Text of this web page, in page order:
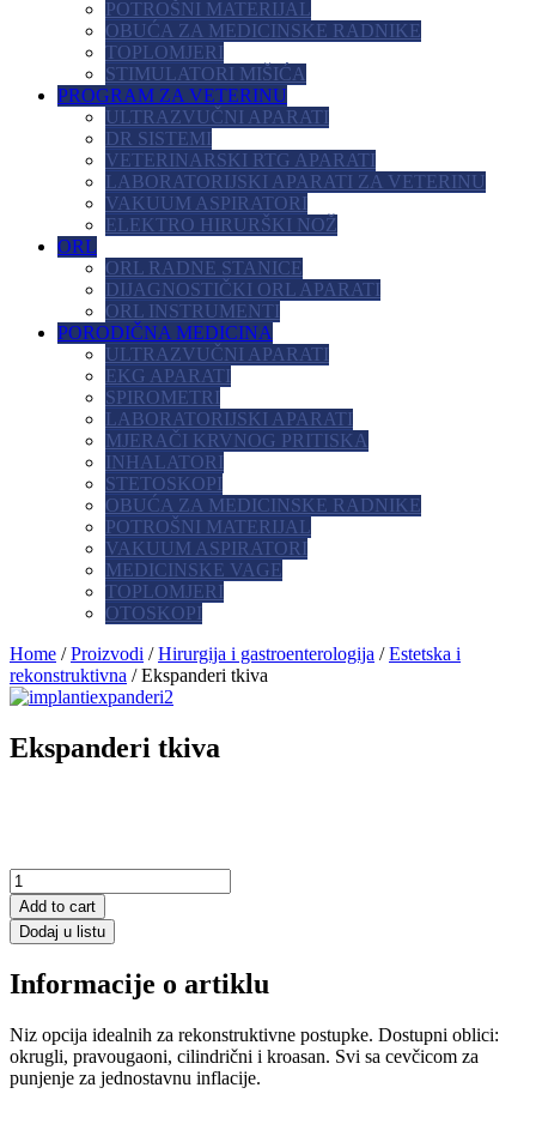
POTROŠNI MATERIJAL
OBUĆA ZA MEDICINSKE RADNIKE
TOPLOMJERI
STIMULATORI MIŠIĆA
PROGRAM ZA VETERINU
ULTRAZVUČNI APARATI
DR SISTEMI
VETERINARSKI RTG APARATI
LABORATORIJSKI APARATI ZA VETERINU
VAKUUM ASPIRATORI
ELEKTRO HIRURŠKI NOŽ
ORL
ORL RADNE STANICE
DIJAGNOSTIČKI ORL APARATI
ORL INSTRUMENTI
PORODIČNA MEDICINA
ULTRAZVUČNI APARATI
EKG APARATI
SPIROMETRI
LABORATORIJSKI APARATI
MJERAČI KRVNOG PRITISKA
INHALATORI
STETOSKOPI
OBUĆA ZA MEDICINSKE RADNIKE
POTROŠNI MATERIJAL
VAKUUM ASPIRATORI
MEDICINSKE VAGE
TOPLOMJERI
OTOSKOPI
Home /Proizvodi /Hirurgija i gastroenterologija /Estetska i
rekonstruktivna / Ekspanderi tkiva
Ekspanderi tkiva
Add to cart
Dodaj u listu
Informacije o artiklu
Niz opcija idealnih za rekonstruktivne postupke. Dostupni oblici:
okrugli, pravougaoni, cilindrični i kroasan. Svi sa cevčicom za
punjenje za jednostavnu inflacije.